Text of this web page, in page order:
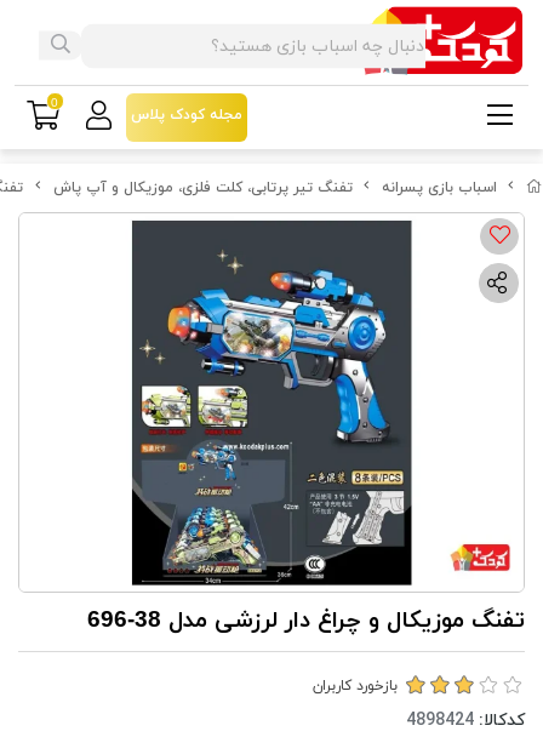
اسباب بازی پسرانه تفنگ تیر پرتابی، کلت فلزی، موزیکال و آپ پاش
تفنگ موزیکال و چراغ دار لرزشی مدل 38-696
بازخورد کاربران
کدکالا:
مجله کودک پلاس
0